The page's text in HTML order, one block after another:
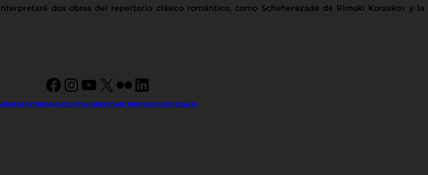
dos obras del repertorio clásico romántico, como Scheherezade de Rimski Korsakov y la
Facebook
Instagram
YouTube
X FlickrLinkedIn
TEATRODANZAOCMTALLERESSTAND UPEVENTOS ESPECIALES